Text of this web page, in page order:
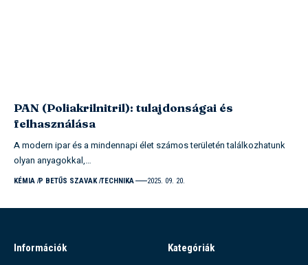
PAN (Poliakrilnitril): tulajdonságai és
felhasználása
A modern ipar és a mindennapi élet számos területén találkozhatunk
olyan anyagokkal,…
KÉMIA P BETŰS SZAVAK TECHNIKA 2025. 09. 20.
Információk
Kategóriák